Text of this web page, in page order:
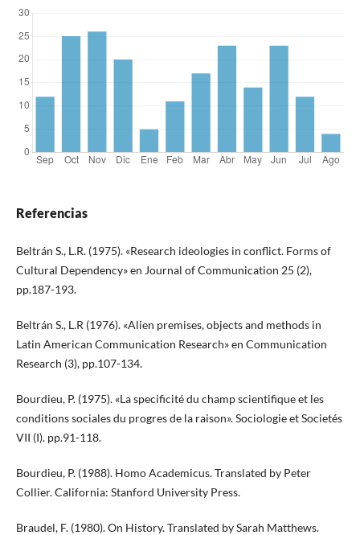
Referencias
Beltrán S., L.R. (1975). «Research ideologies in conflict. Forms of
Cultural Dependency» en Journal of Communication 25 (2),
pp.187-193.
Beltrán S., L.R (1976). «Alien premises, objects and methods in
Latin American Communication Research» en Communication
Research (3), pp.107-134.
Bourdieu, P. (1975). «La specificité du champ scientifique et les
conditions sociales du progres de la raison». Sociologie et Societés
VII (I). pp.91-118.
Bourdieu, P. (1988). Homo Academicus. Translated by Peter
Collier. California: Stanford University Press.
Braudel, F. (1980). On History. Translated by Sarah Matthews.